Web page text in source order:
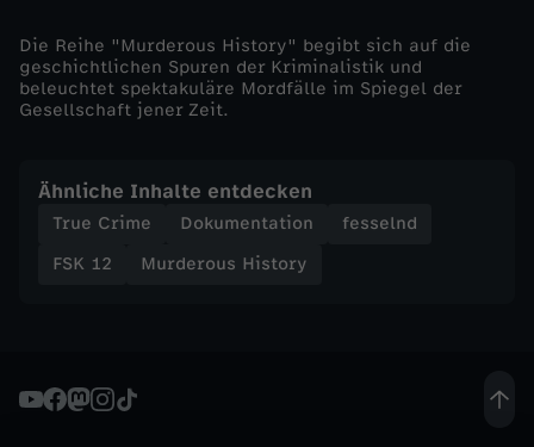
r
P
a
y
o
Die Reihe "Murderous History" begibt sich auf die
geschichtlichen Spuren der Kriminalistik und
beleuchtet spektakuläre Mordfälle im Spiegel der
Gesellschaft jener Zeit.
Ähnliche Inhalte entdecken
True Crime Dokumentation
fesselnd
FSK 12
Murderous History